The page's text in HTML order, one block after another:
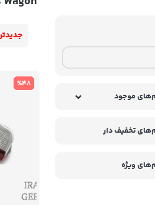
موجود
تخفیف دار
ویژه
%48